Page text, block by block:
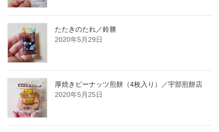
たたきのたれ／鈴勝
2020年5月29日
厚焼きピーナッツ煎餅（4枚入り）／宇部煎餅店
2020年5月25日